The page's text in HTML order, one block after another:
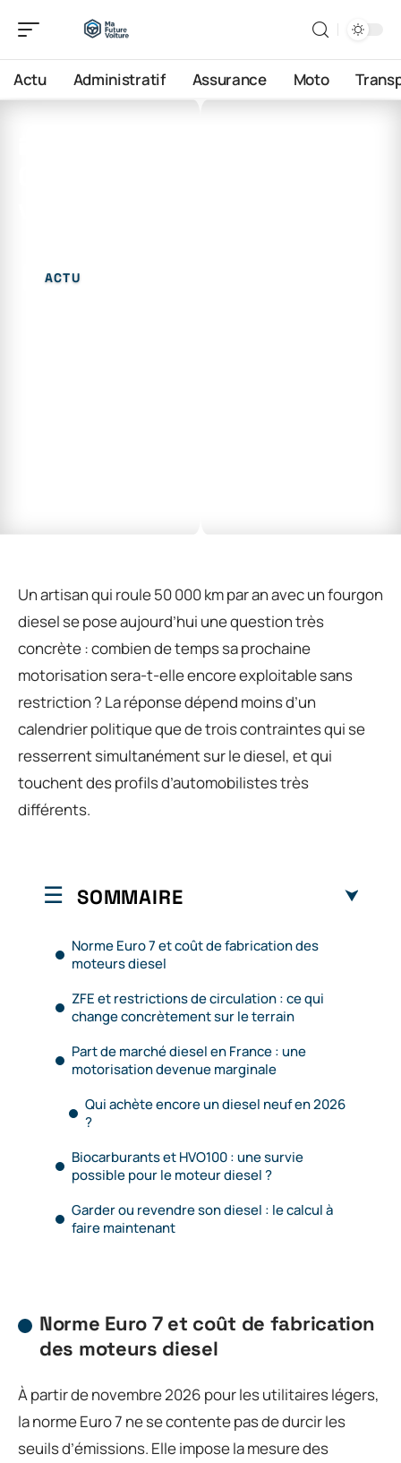
Actu Administratif Assurance Moto
ACTU
Un artisan qui roule 50 000 km par an avec un fourgon
diesel se pose aujourd’hui une question très
concrète : combien de temps sa prochaine
motorisation sera-t-elle encore exploitable sans
restriction ? La réponse dépend moins d’un
calendrier politique que de trois contraintes qui se
resserrent simultanément sur le diesel, et qui
touchent des profils d’automobilistes très
différents.
SOMMAIRE
Norme Euro 7 et coût de fabrication des
moteurs diesel
ZFE et restrictions de circulation : ce qui
change concrètement sur le terrain
Part de marché diesel en France : une
motorisation devenue marginale
Qui achète encore un diesel neuf en 2026
?
Biocarburants et HVO100 : une survie
possible pour le moteur diesel ?
Garder ou revendre son diesel : le calcul à
faire maintenant
Norme Euro 7 et coût de fabrication
des moteurs diesel
À partir de novembre 2026 pour les utilitaires légers,
la norme Euro 7 ne se contente pas de durcir les
seuils d’émissions. Elle impose la mesure des